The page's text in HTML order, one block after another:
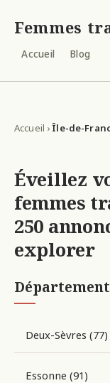
Femmes
Accueil Blog
Accueil ›Île-de-
Éveillez
femmes
250
explorer
Deux-Sèvres (77)
Essonne (91)